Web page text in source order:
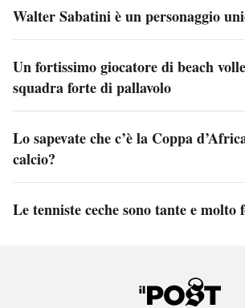
Walter Sabatini è un personaggio
Un fortissimo giocatore di beach
squadra forte di pallavolo
Lo sapevate che c’è la Coppa
calcio?
Le tenniste ceche sono tante e molto